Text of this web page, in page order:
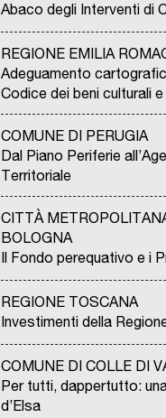
Abaco degli Interventi di
REGIONE EMILIA
Adeguamento
Codice dei beni culturali
COMUNE DI PERUGIA
Dal Piano Periferie
Territoriale
CITTÀ
BOLOGNA
Il Fondo perequativo e i
REGIONE TOSCANA
Investimenti della
COMUNE DI COLLE DI
Per tutti, dappertutto:
d’Elsa